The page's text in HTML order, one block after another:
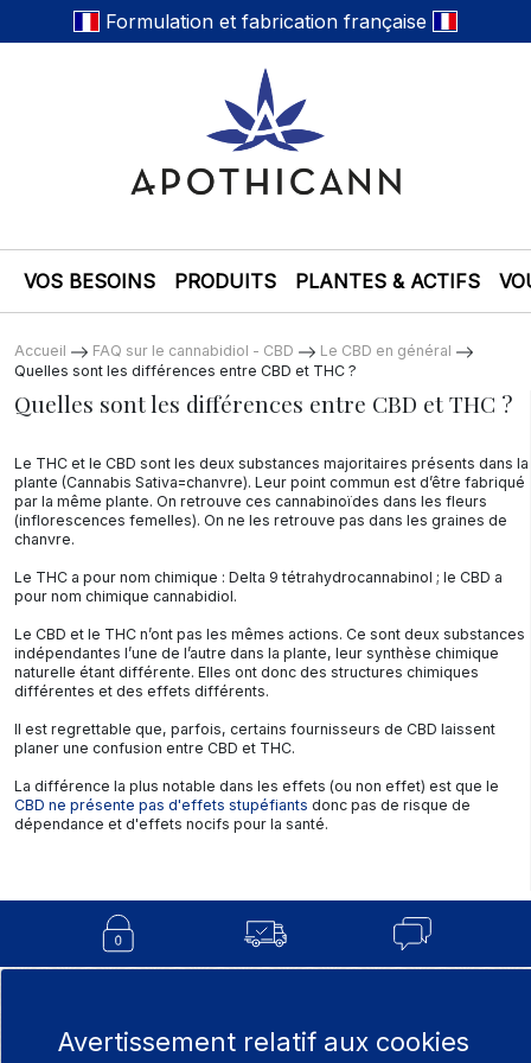
Formulation et fabrication française
VOS BESOINS PRODUITS PLANTES & ACTIFS
Accueil FAQ sur le cannabidiol - CBD
Le CBD en général
Quelles sont les différences entre CBD et THC ?
Quelles sont les différences entre CBD et THC ?
Le THC et le CBD sont les deux substances majoritaires présents dans la
plante (Cannabis Sativa=chanvre). Leur point commun est d’être fabriqué
par la même plante. On retrouve ces cannabinoïdes dans les fleurs
(inflorescences femelles). On ne les retrouve pas dans les graines de
chanvre.
Le THC a pour nom chimique : Delta 9 tétrahydrocannabinol ; le CBD a
pour nom chimique cannabidiol.
Le CBD et le THC n’ont pas les mêmes actions. Ce sont deux substances
indépendantes l’une de l’autre dans la plante, leur synthèse chimique
naturelle étant différente. Elles ont donc des structures chimiques
différentes et des effets différents.
Il est regrettable que, parfois, certains fournisseurs de CBD laissent
planer une confusion entre CBD et THC.
La différence la plus notable dans les effets (ou non effet) est que le
CBD ne présente pas d'effets stupéfiants donc pas de risque de
dépendance et d'effets nocifs pour la santé.
NOTRE GAMME
POLITIQUE DE
Avertissement relatif aux cookies